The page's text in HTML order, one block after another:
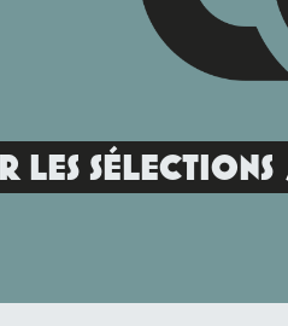
LES SÉLECTIONS